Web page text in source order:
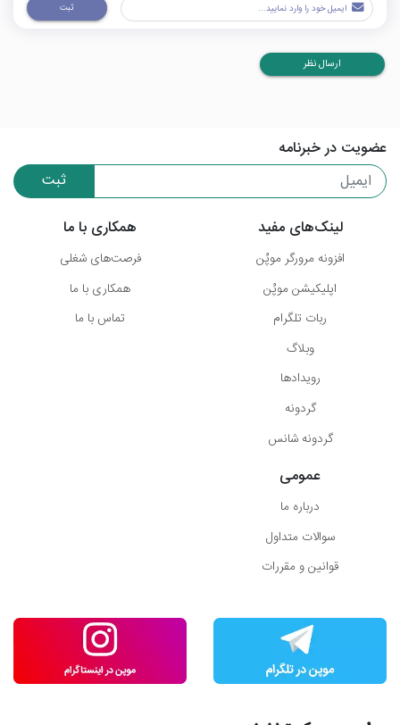
ثبت
ارسال نظر
عضویت در خبرنامه
ثبت
لینک‌های مفید
افزونه مرورگر موپُن
اپلیکیشن موپُن
ربات تلگرام
وبلاگ
رویدادها
گردونه
گردونه شانس
همکاری با ما
فرصت‌های شغلی
همکاری با ما
تماس با ما
عمومی
درباره ما
سوالات متداول
قوانین و مقررات